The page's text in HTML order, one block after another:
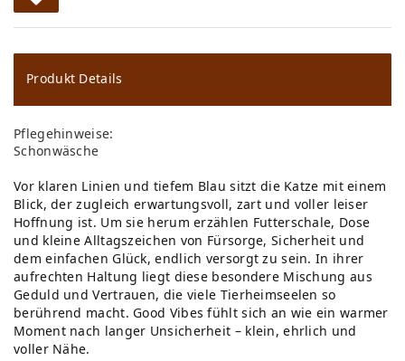
W
u
ns
ch
lis
te
Produkt Details
Pflegehinweise:
Schonwäsche
Vor klaren Linien und tiefem Blau sitzt die Katze mit einem
Blick, der zugleich erwartungsvoll, zart und voller leiser
Hoffnung ist. Um sie herum erzählen Futterschale, Dose
und kleine Alltagszeichen von Fürsorge, Sicherheit und
dem einfachen Glück, endlich versorgt zu sein. In ihrer
aufrechten Haltung liegt diese besondere Mischung aus
Geduld und Vertrauen, die viele Tierheimseelen so
berührend macht. Good Vibes fühlt sich an wie ein warmer
Moment nach langer Unsicherheit – klein, ehrlich und
voller Nähe.